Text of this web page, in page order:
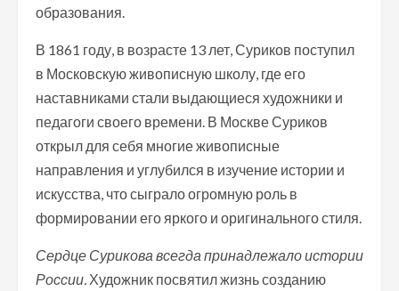
образования.
В 1861 году, в возрасте 13 лет, Суриков поступил
в Московскую живописную школу, где его
наставниками стали выдающиеся художники и
педагоги своего времени. В Москве Суриков
открыл для себя многие живописные
направления и углубился в изучение истории и
искусства, что сыграло огромную роль в
формировании его яркого и оригинального стиля.
Сердце Сурикова всегда принадлежало истории
России. Художник посвятил жизнь созданию